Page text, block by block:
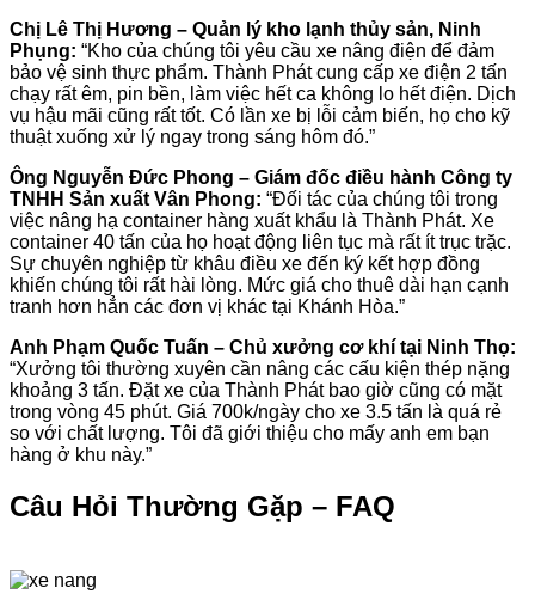
Chị Lê Thị Hương – Quản lý kho lạnh thủy sản, Ninh
Phụng: “Kho của chúng tôi yêu cầu xe nâng điện để đảm
bảo vệ sinh thực phẩm. Thành Phát cung cấp xe điện 2 tấn
chạy rất êm, pin bền, làm việc hết ca không lo hết điện. Dịch
vụ hậu mãi cũng rất tốt. Có lần xe bị lỗi cảm biến, họ cho kỹ
thuật xuống xử lý ngay trong sáng hôm đó.”
Ông Nguyễn Đức Phong – Giám đốc điều hành Công ty
TNHH Sản xuất Vân Phong: “Đối tác của chúng tôi trong
việc nâng hạ container hàng xuất khẩu là Thành Phát. Xe
container 40 tấn của họ hoạt động liên tục mà rất ít trục trặc.
Sự chuyên nghiệp từ khâu điều xe đến ký kết hợp đồng
khiến chúng tôi rất hài lòng. Mức giá cho thuê dài hạn cạnh
tranh hơn hẳn các đơn vị khác tại Khánh Hòa.”
Anh Phạm Quốc Tuấn – Chủ xưởng cơ khí tại Ninh Thọ:
“Xưởng tôi thường xuyên cần nâng các cấu kiện thép nặng
khoảng 3 tấn. Đặt xe của Thành Phát bao giờ cũng có mặt
trong vòng 45 phút. Giá 700k/ngày cho xe 3.5 tấn là quá rẻ
so với chất lượng. Tôi đã giới thiệu cho mấy anh em bạn
hàng ở khu này.”
Câu Hỏi Thường Gặp – FAQ